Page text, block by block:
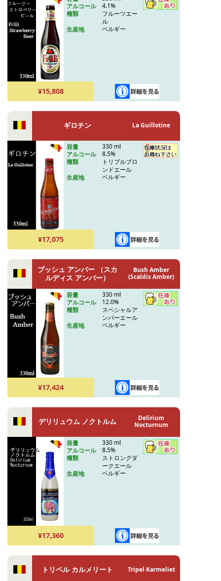
アルコール
4.1%
種類
フルーツエー
ル
生産地
ベルギー
¥15,808
ギロチン La Guillotine
容量
330 ml
アルコール
8.5%
種類
トリプルブロ
ンドエール
生産地
ベルギー
¥17,075
ブッシュ アンバー （スカ
ルディス アンバー）
Bush Amber
(Scaldis Amber)
容量
330 ml
アルコール
12.0%
種類
スペシャルア
ンバーエール
生産地
ベルギー
¥17,424
デリリュウム ノクトルム
Delirium
Nocturnum
容量
330 ml
アルコール
8.5%
種類
ストロングダ
ークエール
生産地
ベルギー
¥17,360
トリペル カルメリート Tripel Karmeliet